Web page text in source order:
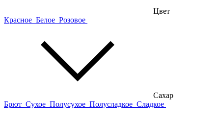
Цвет
Красное Белое Розовое
Сахар
Брют Сухое Полусухое Полусладкое Сладкое